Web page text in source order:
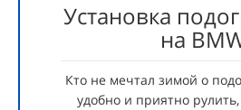
Установка
на
Кто не мечтал зимой о
удобно и приятно